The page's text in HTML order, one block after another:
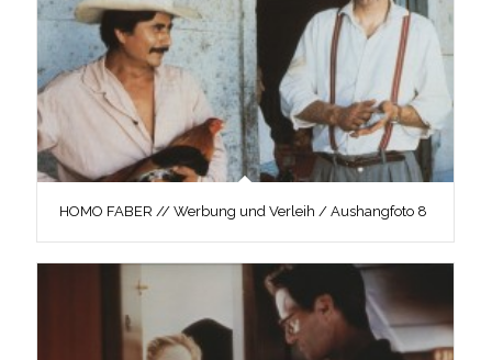
HOMO FABER // Werbung und Verleih / Aushangfoto 8